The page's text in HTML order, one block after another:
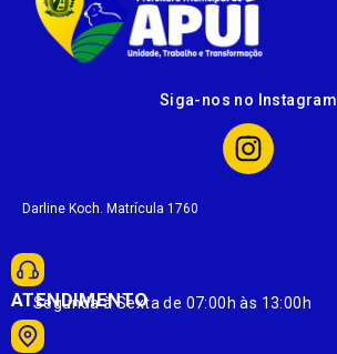
Siga-nos no Instagram
Darline Koch. Matrícula 1760
ATENDIMENTO
Segunda à Sexta de 07:00h às 13:00h